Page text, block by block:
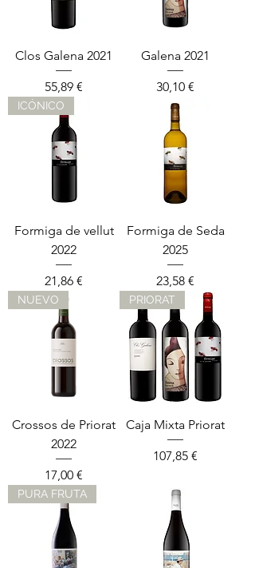
Clos Galena 2021
Precio
55,89 €
Galena 2021
Precio
30,10 €
ICÓNICO
Formiga de vellut
2022
Precio
21,86 €
Formiga de Seda
2025
Precio
23,58 €
NUEVO
Crossos de Priorat
2022
Precio
17,00 €
PRIORAT
Caja Mixta Priorat
Precio
107,85 €
PURA FRUTA